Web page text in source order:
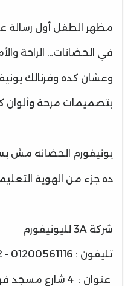
مظهر الطفل أول رسالة
في الحضانات… الراحة
وعشان كده وفرنالك
بتصميمات مرحة وألوان
يونيفورم الحضانه مش
ده جزء من الهوية
شركة 3A لليونيفورم
تليفون : 01200561116 – 01003358542 – 35334285 -02
عنوان : 4 شارع مسجد فريد عتابي – بجوار مستشفى العجوز – محطة مترو الدائرى